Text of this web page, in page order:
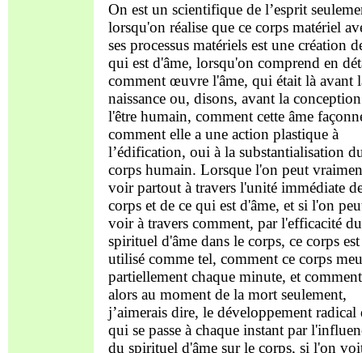
On est un scientifique de l’esprit
lorsqu'on réalise que ce corps matériel
ses processus matériels est une création
qui est d'âme, lorsqu'on comprend en
comment œuvre l'âme, qui était là avant
naissance ou, disons, avant la
l'être humain, comment cette âme
comment elle a une action plastique à
l’édification, oui à la substantialisation
corps humain. Lorsque l'on peut
voir partout à travers l'unité immédiate
corps et de ce qui est d'âme, et si l'on
voir à travers comment, par l'efficacité du
spirituel d'âme dans le corps, ce corps est
utilisé comme tel, comment ce corps
partiellement chaque minute, et comment
alors au moment de la mort seulement,
j’aimerais dire, le développement radical
qui se passe à chaque instant par
du spirituel d'âme sur le corps, si l'on